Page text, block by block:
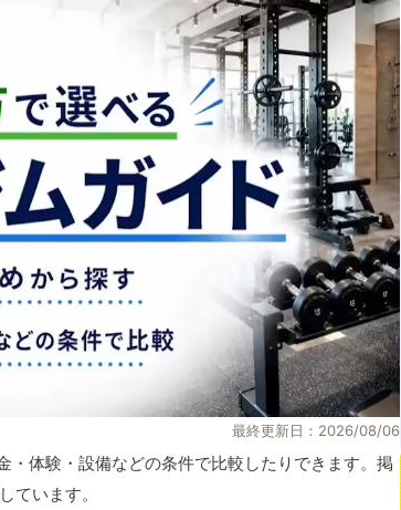
最終更新日：2026/08/06
体験・設備などの条件で比較したりできます。掲
ています。